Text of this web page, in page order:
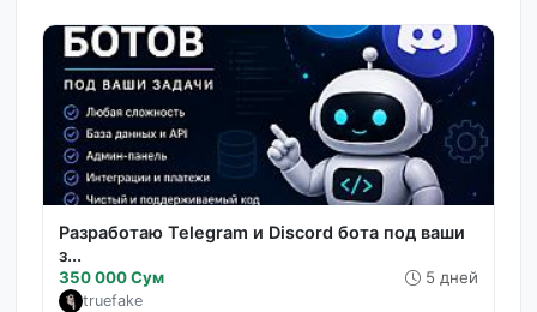
Разработаю Telegram и Discord бота под ваши
з...
350 000 Сум 5 дней
truefake